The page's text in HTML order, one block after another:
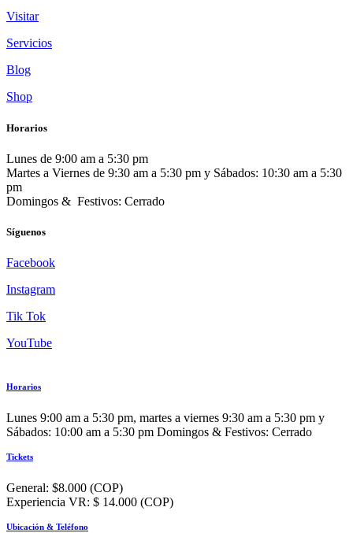
Visitar
Servicios
Blog
Shop
Horarios
Lunes de 9:00 am a 5:30 pm
Martes a Viernes de 9:30 am a 5:30 pm y Sábados: 10:30 am a 5:30
pm
Domingos & Festivos: Cerrado
Síguenos
Facebook
Instagram
Tik Tok
YouTube
Horarios
Lunes 9:00 am a 5:30 pm, martes a viernes 9:30 am a 5:30 pm y
Sábados: 10:00 am a 5:30 pm Domingos & Festivos: Cerrado
Tickets
General: $8.000 (COP)
Experiencia VR: $ 14.000 (COP)
Ubicación & Teléfono